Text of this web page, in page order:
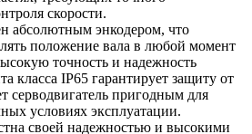
скорости.
абсолютным энкодером, что
положение вала в любой момент
точность и надежность
класса IP65 гарантирует защиту от
серводвигатель пригодным для
условиях эксплуатации.
своей надежностью и высокими